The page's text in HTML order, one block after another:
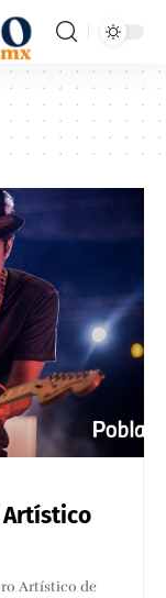
Artístico
Artístico de